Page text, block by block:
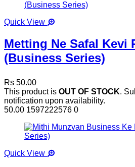
Quick View
Metting Ne Safal Kevi
(Business Series)
Rs 50.00
This product is OUT OF STOCK.
notification upon availability.
50.00 1597222576 0
Quick View